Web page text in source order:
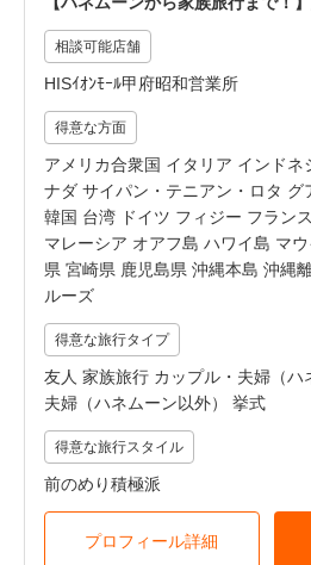
相談可能店舗
HISｲｵﾝﾓｰﾙ甲府昭和営業所
得意な方面
アメリカ合衆国 イタリア インドネ
ナダ サイパン・テニアン・ロタ グ
韓国 台湾 ドイツ フィジー フラン
マレーシア オアフ島 ハワイ島 マ
県 宮崎県 鹿児島県 沖縄本島 沖縄
ルーズ
得意な旅行タイプ
友人 家族旅行 カップル・夫婦（ハ
夫婦（ハネムーン以外） 挙式
得意な旅行スタイル
前のめり積極派
プロフィール詳細